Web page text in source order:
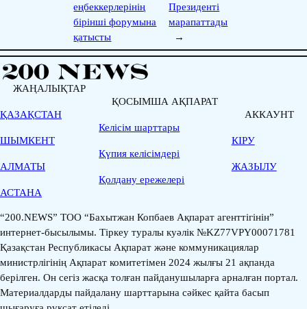
еңбеккерлерінің
бірінші форумына
қатысты
Президенті
марапаттады
→
ЖАҢАЛЫҚТАР
ҚАЗАҚСТАН
ШЫМКЕНТ
АЛМАТЫ
АСТАНА
ҚОСЫМША АҚПАРАТ
Келісім шарттары
Қүпия келісімдері
Қолдану ережелері
АККАУНТ
КІРУ
ЖАЗЫЛУ
“200.NEWS” ТОО “Бахытжан Копбаев Ақпарат агенттігінін”
интернет-бысылымы. Тіркеу туралы куәлік №KZ77VPY00071781
Қазақстан Республикасы Ақпарат және коммуникациялар
министрлігінің Ақпарат комитетімен 2024 жылғы 21 ақпанда
берілген. Он сегіз жасқа толған пайданушыларға арналған портал.
Материалдарды пайдалану шарттарына сәйкес қайта басып